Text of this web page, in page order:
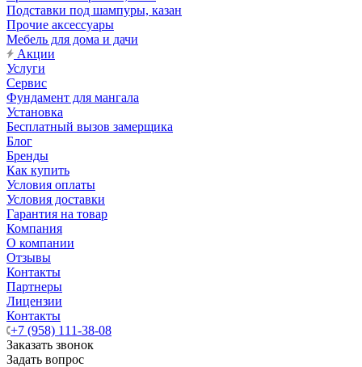
Подставки под шампуры, казан
Прочие аксессуары
Мебель для дома и дачи
Акции
Услуги
Сервис
Фундамент для мангала
Установка
Бесплатный вызов замерщика
Блог
Бренды
Как купить
Условия оплаты
Условия доставки
Гарантия на товар
Компания
О компании
Отзывы
Контакты
Партнеры
Лицензии
Контакты
+7 (958) 111-38-08
Заказать звонок
Задать вопрос